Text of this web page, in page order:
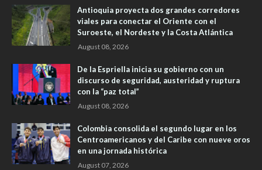
Antioquia proyecta dos grandes corredores
viales para conectar el Oriente con el
Suroeste, el Nordeste y la Costa Atlántica
August 08, 2026
De la Espriella inicia su gobierno con un
discurso de seguridad, austeridad y ruptura
con la “paz total”
August 08, 2026
Colombia consolida el segundo lugar en los
Centroamericanos y del Caribe con nueve oros
en una jornada histórica
August 07, 2026